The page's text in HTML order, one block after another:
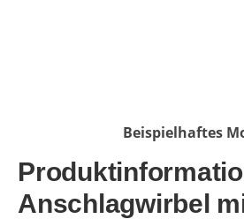
Beispielhaftes
Anschlagwirbel